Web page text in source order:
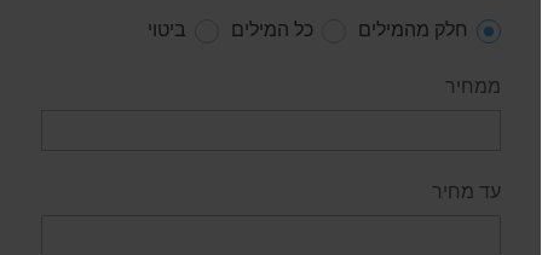
חלק מהמילים כל המילים ביטוי
ממחיר
עד מחיר